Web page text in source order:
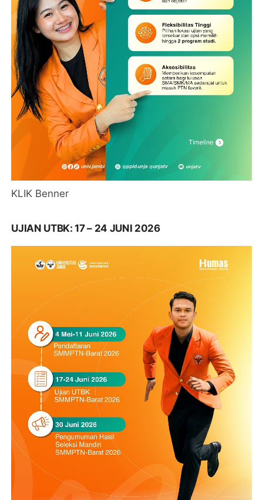
KLIK Benner
UJIAN UTBK: 17 – 24 JUNI 2026